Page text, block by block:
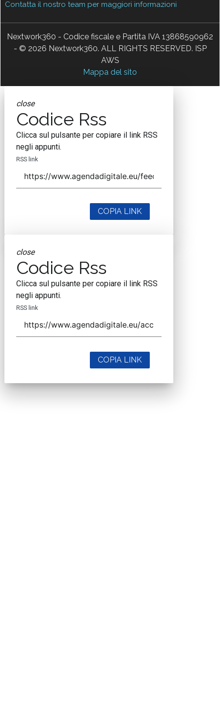
Contatta il nostro team per maggiori informazioni
Nextwork360 - Codice fiscale e Partita IVA 13868590962
- © 2026 Nextwork360. ALL RIGHTS RESERVED. ISP
AWS
Mappa del sito
close
Codice Rss
Clicca sul pulsante per copiare il link RSS
negli appunti.
RSS link
COPIA LINK
close
Codice Rss
Clicca sul pulsante per copiare il link RSS
negli appunti.
RSS link
COPIA LINK